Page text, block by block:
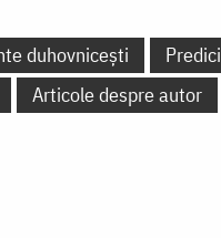
duhovnicești
Predici
Articole despre autor